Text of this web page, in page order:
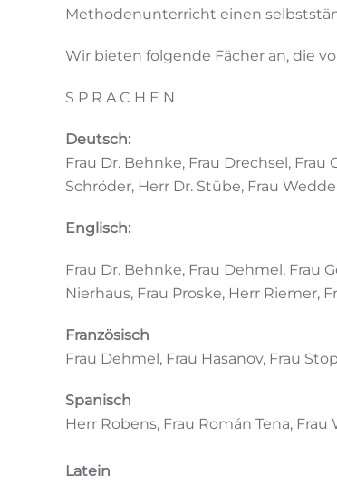
Methodenunterricht einen
Wir bieten folgende Fächer an, die
S P R A C H E N
Deutsch:
Frau Dr. Behnke, Frau Drechsel,
Schröder, Herr Dr. Stübe, Frau
Englisch:
Frau Dr. Behnke, Frau Dehmel, Frau
Nierhaus, Frau Proske, Herr Riemer,
Französisch
Frau Dehmel, Frau Hasanov, Frau
Spanisch
Herr Robens, Frau Román Tena, Frau
Latein